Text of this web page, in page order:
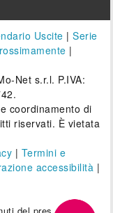
Uscite |Serie
|
Net s.r.l. P.IVA:
coordinamento di
riservati. È vietata
| Termini e
accessibilità |